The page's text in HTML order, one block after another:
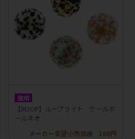
猫用
【ROOP】ループライト ウールボ
ールネオ
メーカー希望小売価格
180円